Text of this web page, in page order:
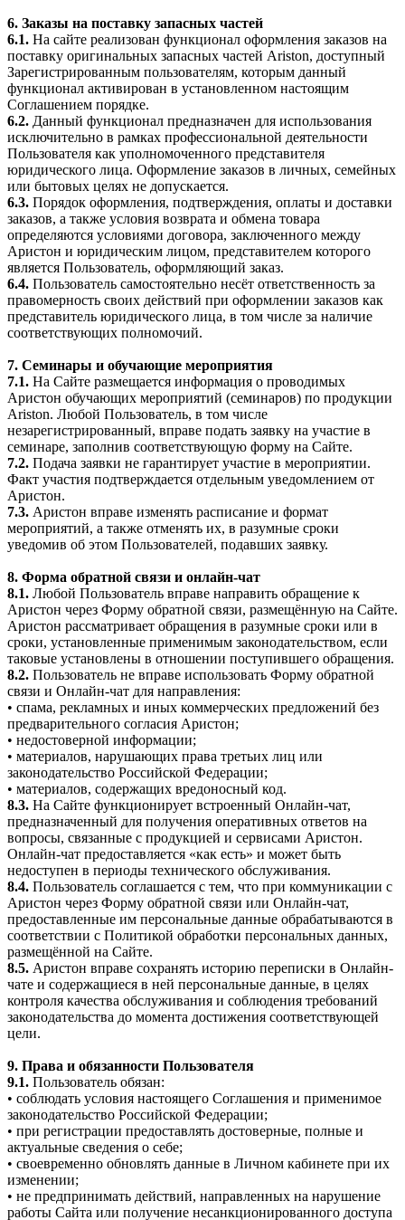
6. Заказы на поставку запасных частей
6.1. На сайте реализован функционал оформления заказов на
поставку оригинальных запасных частей Ariston, доступный
Зарегистрированным пользователям, которым данный
функционал активирован в установленном настоящим
Соглашением порядке.
6.2. Данный функционал предназначен для использования
исключительно в рамках профессиональной деятельности
Пользователя как уполномоченного представителя
юридического лица. Оформление заказов в личных, семейных
или бытовых целях не допускается.
6.3. Порядок оформления, подтверждения, оплаты и доставки
заказов, а также условия возврата и обмена товара
определяются условиями договора, заключенного между
Аристон и юридическим лицом, представителем которого
является Пользователь, оформляющий заказ.
6.4. Пользователь самостоятельно несёт ответственность за
правомерность своих действий при оформлении заказов как
представитель юридического лица, в том числе за наличие
соответствующих полномочий.
7. Семинары и обучающие мероприятия
7.1. На Сайте размещается информация о проводимых
Аристон обучающих мероприятий (семинаров) по продукции
Ariston. Любой Пользователь, в том числе
незарегистрированный, вправе подать заявку на участие в
семинаре, заполнив соответствующую форму на Сайте.
7.2. Подача заявки не гарантирует участие в мероприятии.
Факт участия подтверждается отдельным уведомлением от
Аристон.
7.3. Аристон вправе изменять расписание и формат
мероприятий, а также отменять их, в разумные сроки
уведомив об этом Пользователей, подавших заявку.
8. Форма обратной связи и онлайн-чат
8.1. Любой Пользователь вправе направить обращение к
Аристон через Форму обратной связи, размещённую на Сайте.
Аристон рассматривает обращения в разумные сроки или в
сроки, установленные применимым законодательством, если
таковые установлены в отношении поступившего обращения.
8.2. Пользователь не вправе использовать Форму обратной
связи и Онлайн-чат для направления:
• спама, рекламных и иных коммерческих предложений без
предварительного согласия Аристон;
• недостоверной информации;
• материалов, нарушающих права третьих лиц или
законодательство Российской Федерации;
• материалов, содержащих вредоносный код.
8.3. На Сайте функционирует встроенный Онлайн-чат,
предназначенный для получения оперативных ответов на
вопросы, связанные с продукцией и сервисами Аристон.
Онлайн-чат предоставляется «как есть» и может быть
недоступен в периоды технического обслуживания.
8.4. Пользователь соглашается с тем, что при коммуникации с
Аристон через Форму обратной связи или Онлайн-чат,
предоставленные им персональные данные обрабатываются в
соответствии с Политикой обработки персональных данных,
размещённой на Сайте.
8.5. Аристон вправе сохранять историю переписки в Онлайн-
чате и содержащиеся в ней персональные данные, в целях
контроля качества обслуживания и соблюдения требований
законодательства до момента достижения соответствующей
цели.
9. Права и обязанности Пользователя
9.1. Пользователь обязан:
• соблюдать условия настоящего Соглашения и применимое
законодательство Российской Федерации;
• при регистрации предоставлять достоверные, полные и
актуальные сведения о себе;
• своевременно обновлять данные в Личном кабинете при их
изменении;
• не предпринимать действий, направленных на нарушение
работы Сайта или получение несанкционированного доступа